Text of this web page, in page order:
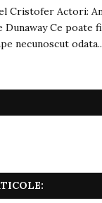
Cristofer Actori:
Dunaway Ce poate
necunoscut